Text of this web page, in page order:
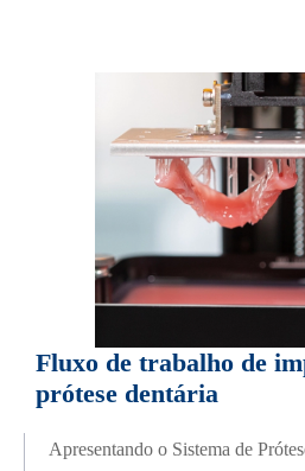
Fluxo de trabalho de
prótese dentária
Apresentando o Sistema de